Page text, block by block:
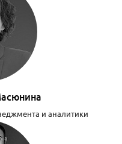
и аналитики